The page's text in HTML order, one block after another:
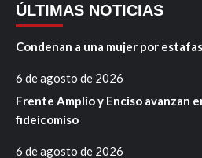
ÚLTIMAS NOTICIAS
Condenan a una mujer por
6 de agosto de 2026
Frente Amplio y Enciso avanzan
fideicomiso
6 de agosto de 2026